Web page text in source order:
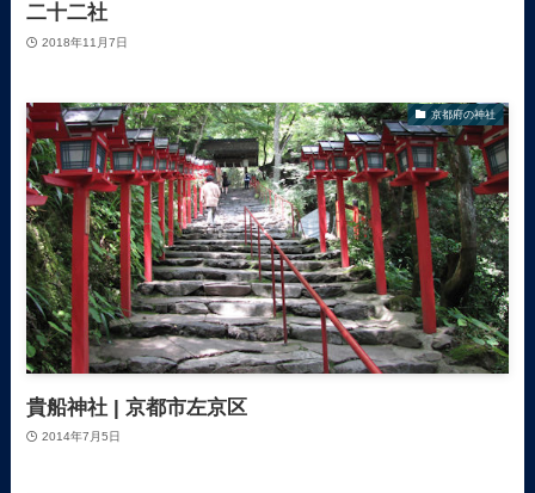
二十二社
2018年11月7日
京都府の神社
貴船神社 | 京都市左京区
2014年7月5日